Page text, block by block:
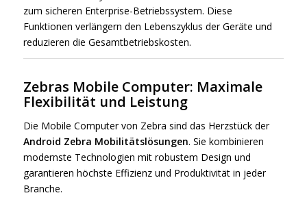
zum sicheren Enterprise-Betriebssystem. Diese
Funktionen verlängern den Lebenszyklus der Geräte und
reduzieren die Gesamtbetriebskosten.
Zebras Mobile Computer: Maximale
Flexibilität und Leistung
Die Mobile Computer von Zebra sind das Herzstück der
Android Zebra Mobilitätslösungen. Sie kombinieren
modernste Technologien mit robustem Design und
garantieren höchste Effizienz und Produktivität in jeder
Branche.